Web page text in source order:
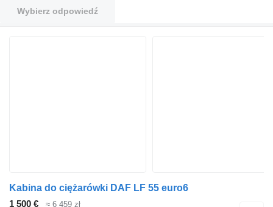
Wybierz odpowiedź
Kabina do ciężarówki DAF LF 55 euro6
1 500 €
≈ 6 459 zł